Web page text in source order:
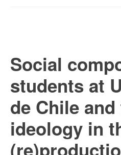
Social
students at
de Chile
ideology in